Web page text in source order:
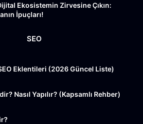
Ekosistemin Zirvesine Çıkın:
İpuçları!
SEO
Eklentileri (2026 Güncel Liste)
Nasıl Yapılır? (Kapsamlı Rehber)